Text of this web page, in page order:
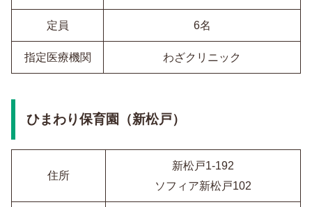
定員 6名
指定医療機関 わざクリニック
ひまわり保育園（新松戸）
住所
新松戸1-192
ソフィア新松戸102